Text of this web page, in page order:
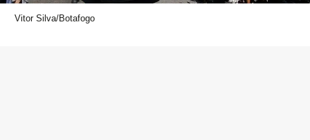
Vitor Silva/Botafogo